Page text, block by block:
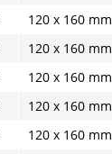
120 x 160 mm
120 x 160 mm
120 x 160 mm
120 x 160 mm
120 x 160 mm